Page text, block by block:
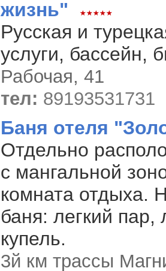
жизнь"
Русская и
услуги, бассейн,
Рабочая, 41
тел: 89193531731
Баня отеля
Отдельно
с мангальной
комната отдыха.
баня: легкий пар,
купель.
3й км трассы